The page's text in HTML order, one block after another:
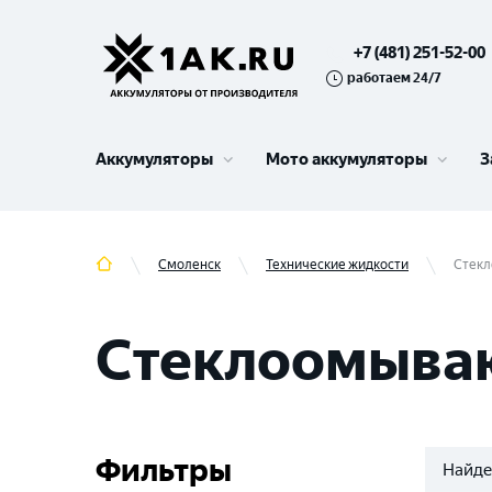
+7 (481) 251-52-00
работаем 24/7
Аккумуляторы Мото аккумуляторы
Смоленск Технические жидкости
Фильтры